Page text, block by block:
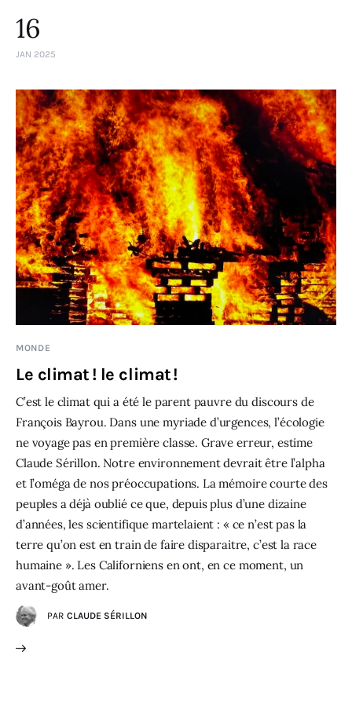
16
JAN 2025
MONDE
Le climat ! le climat !
C’est le climat qui a été le parent pauvre du discours de
François Bayrou. Dans une myriade d’urgences, l’écologie
ne voyage pas en première classe. Grave erreur, estime
Claude Sérillon. Notre environnement devrait être l’alpha
et l’oméga de nos préoccupations. La mémoire courte des
peuples a déjà oublié ce que, depuis plus d’une dizaine
d’années, les scientifique martelaient : « ce n’est pas la
terre qu’on est en train de faire disparaitre, c’est la race
humaine ». Les Californiens en ont, en ce moment, un
avant-goût amer.
PAR CLAUDE SÉRILLON